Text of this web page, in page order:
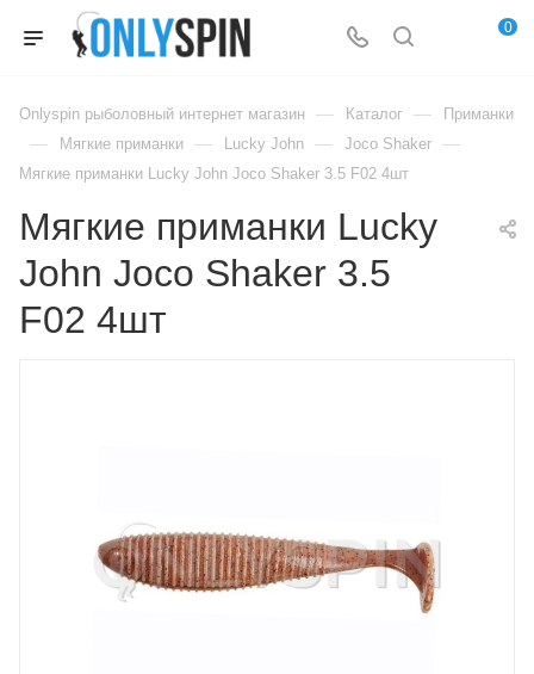
0
Onlyspin рыболовный интернет магазин — Каталог — Приманки
— Мягкие приманки — Lucky John — Joco Shaker —
Мягкие приманки Lucky John Joco Shaker 3.5 F02 4шт
Мягкие приманки Lucky
John Joco Shaker 3.5
F02 4шт